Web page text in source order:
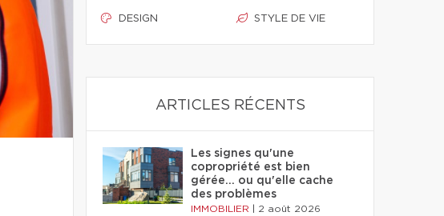
DESIGN STYLE DE VIE
ARTICLES RÉCENTS
Les signes qu'une
copropriété est bien
gérée… ou qu'elle cache
des problèmes
IMMOBILIER 2 août 2026